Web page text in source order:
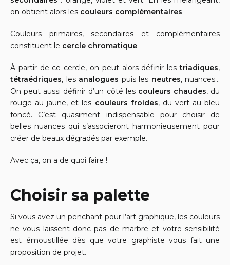
on obtient alors les couleurs complémentaires.
Couleurs primaires, secondaires et complémentaires
constituent le cercle chromatique.
À partir de ce cercle, on peut alors définir lestriadiques,
tétraédriques, les analogues puis les neutres, nuances…
On peut aussi définir d’un côté les couleurs chaudes, du
rouge au jaune, et les couleurs froides, du vert au bleu
foncé. C’est quasiment indispensable pour choisir de
belles nuances qui s’associeront harmonieusement pour
créer de beaux dégradés par exemple.
Avec ça, on a de quoi faire !
Choisir sa palette
Si vous avez un penchant pour l’art graphique, les couleurs
ne vous laissent donc pas de marbre et votre sensibilité
est émoustillée dès que votre graphiste vous fait une
proposition de projet.